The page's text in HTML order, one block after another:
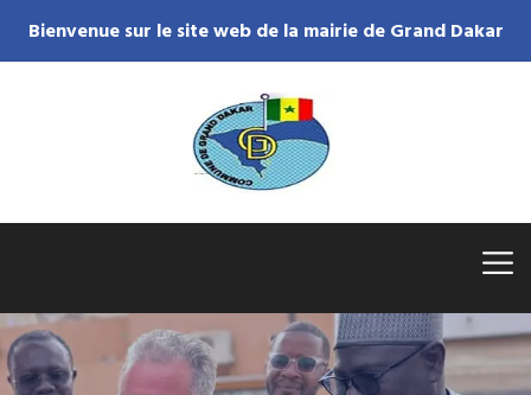
Bienvenue sur le site web de la mairie de Grand Dakar